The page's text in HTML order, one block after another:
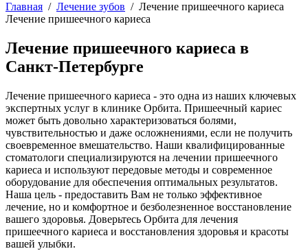
Главная / Лечение зубов / Лечение пришеечного кариеса
Лечение пришеечного кариеса
Лечение пришеечного кариеса в
Санкт-Петербурге
Лечение пришеечного кариеса - это одна из наших ключевых
экспертных услуг в клинике Орбита. Пришеечный кариес
может быть довольно характеризоваться болями,
чувствительностью и даже осложнениями, если не получить
своевременное вмешательство. Наши квалифицированные
стоматологи специализируются на лечении пришеечного
кариеса и используют передовые методы и современное
оборудование для обеспечения оптимальных результатов.
Наша цель - предоставить Вам не только эффективное
лечение, но и комфортное и безболезненное восстановление
вашего здоровья. Доверьтесь Орбита для лечения
пришеечного кариеса и восстановления здоровья и красоты
вашей улыбки.